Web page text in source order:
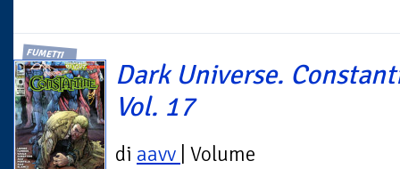
FUMETTI
Dark Universe.
Vol. 17
di aavv | Volume